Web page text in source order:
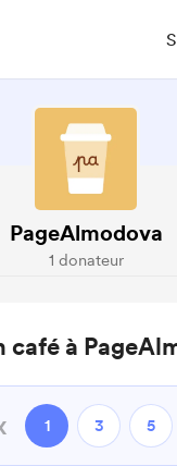
PageAlmodova
1 donateur
café à
1 3 5